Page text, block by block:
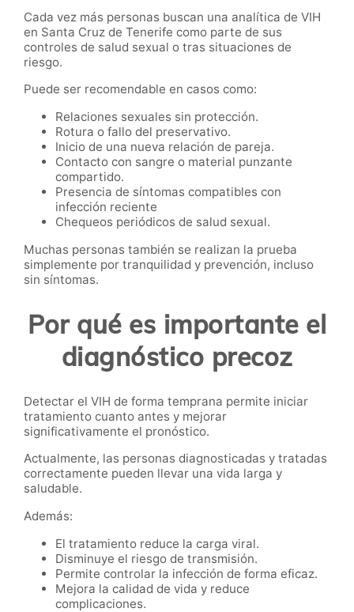
Cada vez más personas buscan una analítica de VIH
en Santa Cruz de Tenerife como parte de sus
controles de salud sexual o tras situaciones de
riesgo.
Puede ser recomendable en casos como:
Relaciones sexuales sin protección.
Rotura o fallo del preservativo.
Inicio de una nueva relación de pareja.
Contacto con sangre o material punzante
compartido.
Presencia de síntomas compatibles con
infección reciente
Chequeos periódicos de salud sexual.
Muchas personas también se realizan la prueba
simplemente por tranquilidad y prevención, incluso
sin síntomas.
Por qué es importante el
diagnóstico precoz
Detectar el VIH de forma temprana permite iniciar
tratamiento cuanto antes y mejorar
significativamente el pronóstico.
Actualmente, las personas diagnosticadas y tratadas
correctamente pueden llevar una vida larga y
saludable.
Además:
El tratamiento reduce la carga viral.
Disminuye el riesgo de transmisión.
Permite controlar la infección de forma eficaz.
Mejora la calidad de vida y reduce
complicaciones.